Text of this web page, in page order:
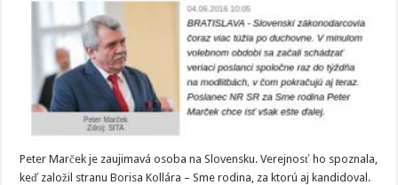
Peter Marček je zaujimavá osoba na Slovensku. Verejnosť ho spoznala,
keď založil stranu Borisa Kollára – Sme rodina, za ktorú aj kandidoval.